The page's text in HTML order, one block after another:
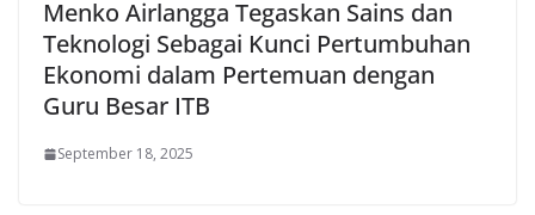
Menko Airlangga Tegaskan Sains dan
Teknologi Sebagai Kunci Pertumbuhan
Ekonomi dalam Pertemuan dengan
Guru Besar ITB
September 18, 2025